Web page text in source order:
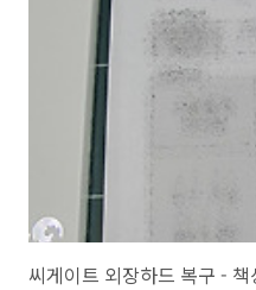
확인 되었습니다. 헤드의 불량은 단
만, 헤드의 불량은 디스크 미디어의
데이터를 기록하고 판독하는 장치
(7200RPM 기준 초당 1..
씨게이트 외장하드 복구 -